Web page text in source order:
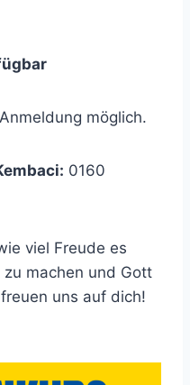
möglich.
0160
viel Freude es
machen und Gott
uns auf dich!